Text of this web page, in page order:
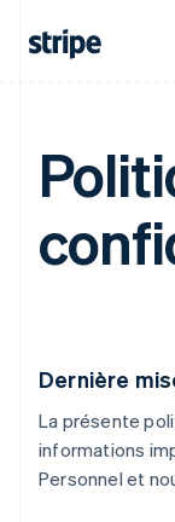
Dernière
La présente
informations
Personnel et